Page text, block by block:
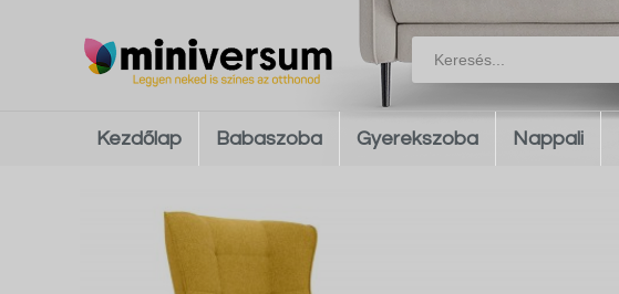
Kezdőlap Babaszoba Gyerekszoba Nappali